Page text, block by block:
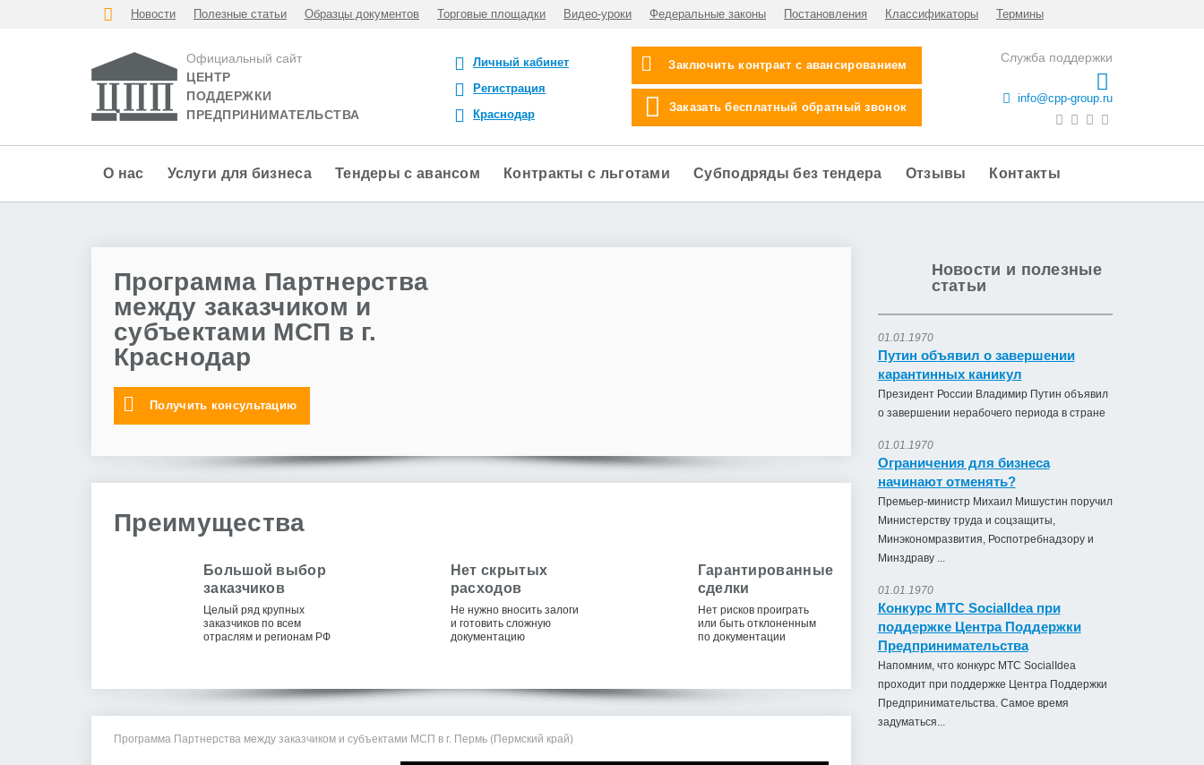
Новости Полезные статьи Образцы документов Торговые площадки Видео-уроки Федеральные законы Постановления Классификаторы Термины
Официальный сайт
ЦЕНТР
ПОДДЕРЖКИ
ПРЕДПРИНИМАТЕЛЬСТВА
Личный кабинет
Регистрация
Краснодар
Заключить контракт с авансированием
Заказать бесплатный обратный звонок
Служба поддержки
info@cpp-group.ru
О нас Услуги для бизнеса Тендеры с авансом Контракты с льготами Субподряды без тендера Отзывы Контакты
Программа Партнерства
между заказчиком и
субъектами МСП в г.
Краснодар
Получить консультацию
Преимущества
Большой выбор
заказчиков
Целый ряд крупных
заказчиков по всем
отраслям и регионам РФ
Нет скрытых
расходов
Не нужно вносить залоги
и готовить сложную
документацию
Гарантированные
сделки
Нет рисков проиграть
или быть отклоненным
по документации
Программа Партнерства между заказчиком и субъектами МСП в г. Пермь (Пермский край)
Новости и полезные
статьи
01.01.1970
Путин объявил о завершении
карантинных каникул
Президент России Владимир Путин объявил
о завершении нерабочего периода в стране
01.01.1970
Ограничения для бизнеса
начинают отменять?
Премьер-министр Михаил Мишустин поручил
Министерству труда и соцзащиты,
Минэкономразвития, Роспотребнадзору и
Минздраву ...
01.01.1970
Конкурс МТС SocialIdea при
поддержке Центра Поддержки
Предпринимательства
Напомним, что конкурс МТС SocialIdea
проходит при поддержке Центра Поддержки
Предпринимательства. Самое время
задуматься...